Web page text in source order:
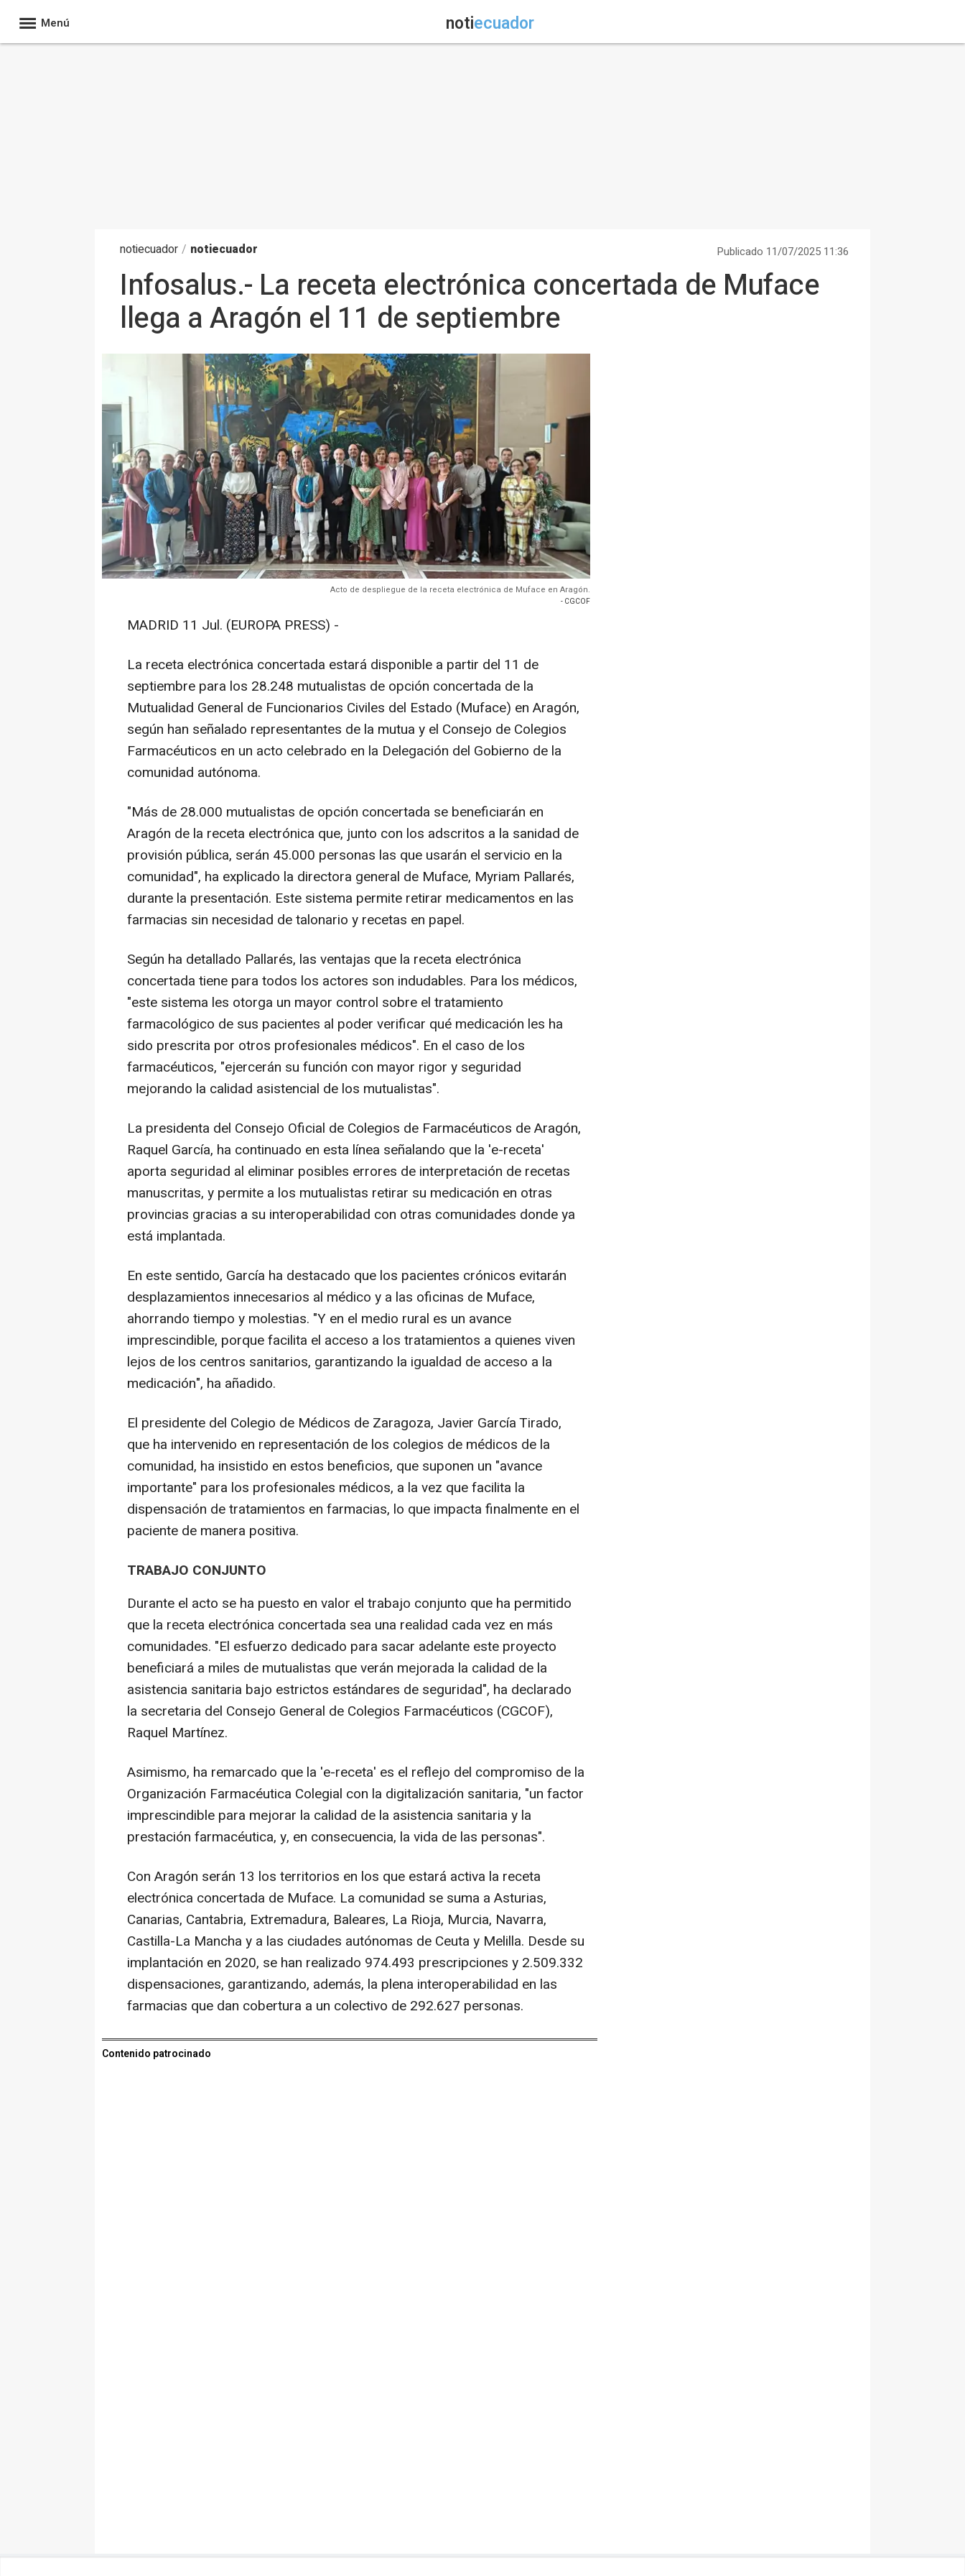
Menú notiecuador
notiecuador / notiecuador Publicado 11/07/2025 11:36
Infosalus.- La receta electrónica concertada de Muface
llega a Aragón el 11 de septiembre
Acto de despliegue de la receta electrónica de Muface en Aragón.
- CGCOF
MADRID 11 Jul. (EUROPA PRESS) -
La receta electrónica concertada estará disponible a partir del 11 de
septiembre para los 28.248 mutualistas de opción concertada de la
Mutualidad General de Funcionarios Civiles del Estado (Muface) en Aragón,
según han señalado representantes de la mutua y el Consejo de Colegios
Farmacéuticos en un acto celebrado en la Delegación del Gobierno de la
comunidad autónoma.
"Más de 28.000 mutualistas de opción concertada se beneficiarán en
Aragón de la receta electrónica que, junto con los adscritos a la sanidad de
provisión pública, serán 45.000 personas las que usarán el servicio en la
comunidad", ha explicado la directora general de Muface, Myriam Pallarés,
durante la presentación. Este sistema permite retirar medicamentos en las
farmacias sin necesidad de talonario y recetas en papel.
Según ha detallado Pallarés, las ventajas que la receta electrónica
concertada tiene para todos los actores son indudables. Para los médicos,
"este sistema les otorga un mayor control sobre el tratamiento
farmacológico de sus pacientes al poder verificar qué medicación les ha
sido prescrita por otros profesionales médicos". En el caso de los
farmacéuticos, "ejercerán su función con mayor rigor y seguridad
mejorando la calidad asistencial de los mutualistas".
La presidenta del Consejo Oficial de Colegios de Farmacéuticos de Aragón,
Raquel García, ha continuado en esta línea señalando que la 'e-receta'
aporta seguridad al eliminar posibles errores de interpretación de recetas
manuscritas, y permite a los mutualistas retirar su medicación en otras
provincias gracias a su interoperabilidad con otras comunidades donde ya
está implantada.
En este sentido, García ha destacado que los pacientes crónicos evitarán
desplazamientos innecesarios al médico y a las oficinas de Muface,
ahorrando tiempo y molestias. "Y en el medio rural es un avance
imprescindible, porque facilita el acceso a los tratamientos a quienes viven
lejos de los centros sanitarios, garantizando la igualdad de acceso a la
medicación", ha añadido.
El presidente del Colegio de Médicos de Zaragoza, Javier García Tirado,
que ha intervenido en representación de los colegios de médicos de la
comunidad, ha insistido en estos beneficios, que suponen un "avance
importante" para los profesionales médicos, a la vez que facilita la
dispensación de tratamientos en farmacias, lo que impacta finalmente en el
paciente de manera positiva.
TRABAJO CONJUNTO
Durante el acto se ha puesto en valor el trabajo conjunto que ha permitido
que la receta electrónica concertada sea una realidad cada vez en más
comunidades. "El esfuerzo dedicado para sacar adelante este proyecto
beneficiará a miles de mutualistas que verán mejorada la calidad de la
asistencia sanitaria bajo estrictos estándares de seguridad", ha declarado
la secretaria del Consejo General de Colegios Farmacéuticos (CGCOF),
Raquel Martínez.
Asimismo, ha remarcado que la 'e-receta' es el reflejo del compromiso de la
Organización Farmacéutica Colegial con la digitalización sanitaria, "un factor
imprescindible para mejorar la calidad de la asistencia sanitaria y la
prestación farmacéutica, y, en consecuencia, la vida de las personas".
Con Aragón serán 13 los territorios en los que estará activa la receta
electrónica concertada de Muface. La comunidad se suma a Asturias,
Canarias, Cantabria, Extremadura, Baleares, La Rioja, Murcia, Navarra,
Castilla-La Mancha y a las ciudades autónomas de Ceuta y Melilla. Desde su
implantación en 2020, se han realizado 974.493 prescripciones y 2.509.332
dispensaciones, garantizando, además, la plena interoperabilidad en las
farmacias que dan cobertura a un colectivo de 292.627 personas.
Contenido patrocinado